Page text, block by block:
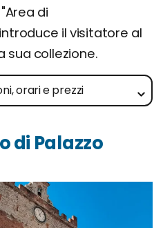
di
il visitatore al
sua collezione.
orari e prezzi
di Palazzo